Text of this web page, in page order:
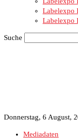
Labelexpo
Labelexpo
Suche
Donnerstag, 6 August,
Mediadaten